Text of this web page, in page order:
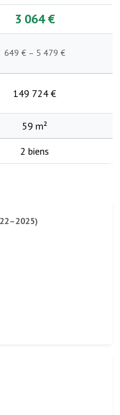
3 064 €
649 € – 5 479 €
149 724 €
59 m²
2 biens